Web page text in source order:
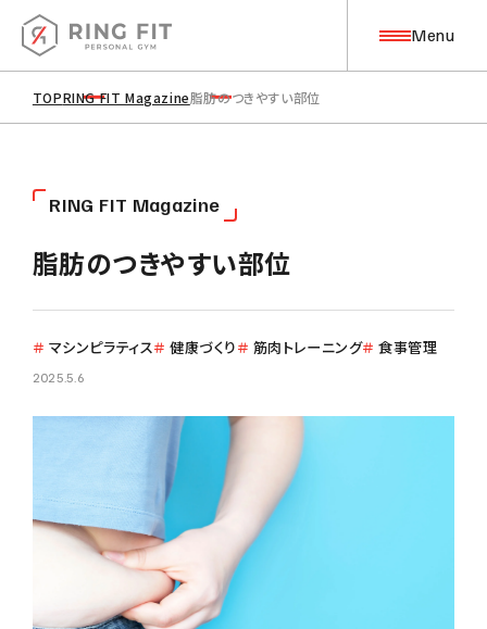
Menu
Top Page
About
トレーニングについて
筋力トレーニング
ピラティス
目標管理・食事管理
アフターサポート
Price/Plan
料金プラン
TOPRING FIT Magazine脂肪のつきやすい部位
RING FIT Magazine
脂肪のつきやすい部位
＃ マシンピラティス＃ 健康づくり＃ 筋肉トレーニング＃ 食事管理
2025.5.6